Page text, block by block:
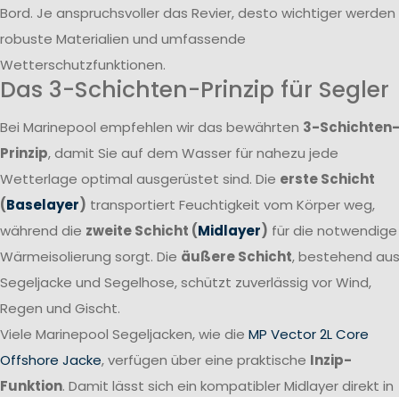
Bord. Je anspruchsvoller das Revier, desto wichtiger werden
robuste Materialien und umfassende
Wetterschutzfunktionen.
Das 3-Schichten-Prinzip für Segler
Bei Marinepool empfehlen wir das bewährten 3-Schichten-
Prinzip, damit Sie auf dem Wasser für nahezu jede
Wetterlage optimal ausgerüstet sind. Die erste Schicht
(Baselayer) transportiert Feuchtigkeit vom Körper weg,
während die zweite Schicht (Midlayer) für die notwendige
Wärmeisolierung sorgt. Die äußere Schicht, bestehend aus
Segeljacke und Segelhose, schützt zuverlässig vor Wind,
Regen und Gischt.
Viele Marinepool Segeljacken, wie die MP Vector 2L Core
Offshore Jacke, verfügen über eine praktische Inzip-
Funktion. Damit lässt sich ein kompatibler Midlayer direkt in